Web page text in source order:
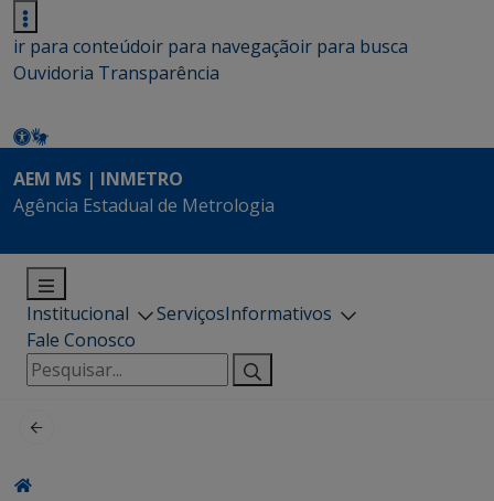
ir para conteúdoir para navegaçãoir para busca
Ouvidoria Transparência
AEM MS | INMETRO
Agência Estadual de Metrologia
Institucional ServiçosInformativos
Fale Conosco
Pesquisar
por: